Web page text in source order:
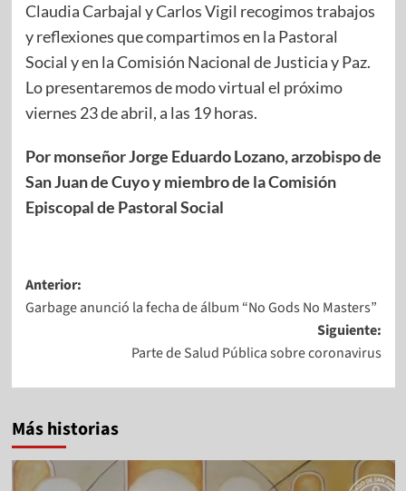
Claudia Carbajal y Carlos Vigil recogimos trabajos
y reflexiones que compartimos en la Pastoral
Social y en la Comisión Nacional de Justicia y Paz.
Lo presentaremos de modo virtual el próximo
viernes 23 de abril, a las 19 horas.
Por monseñor Jorge Eduardo Lozano, arzobispo de
San Juan de Cuyo y miembro de la Comisión
Episcopal de Pastoral Social
Anterior:
Garbage anunció la fecha de álbum “No Gods No Masters”
Siguiente:
Parte de Salud Pública sobre coronavirus
Más historias